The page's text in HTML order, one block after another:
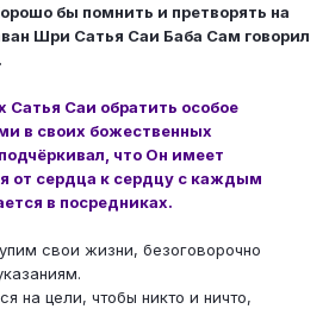
бы помнить и претворять на
Шри Сатья Саи Баба Сам говорил
Саи обратить особое
в своих божественных
что Он имеет
от сердца к сердцу с каждым
в посредниках.
свои жизни, безоговорочно
на цели, чтобы никто и ничто,